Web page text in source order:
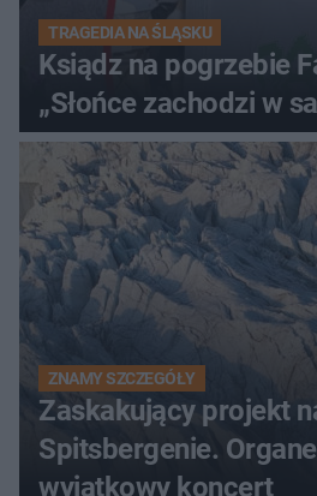
TRAGEDIA NA ŚLĄSKU
Ksiądz na pogrzebie
„Słońce zachodzi w
ZNAMY SZCZEGÓŁY
Zaskakujący projekt
Spitsbergenie.
wyjątkowy koncert